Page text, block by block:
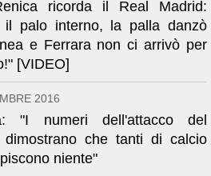
ricorda il Real Madrid:
il palo interno, la palla danzò
e Ferrara non ci arrivò per
[VIDEO]
2016
"I numeri dell'attacco del
dimostrano che tanti di calcio
niente"